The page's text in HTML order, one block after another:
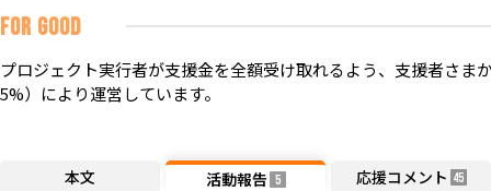
FOR GOOD
プロジェクト実行者が支援金を全額受け取れるよう、支援者さま
5%）により運営しています。
本文 活動報告 5 応援コメント 45